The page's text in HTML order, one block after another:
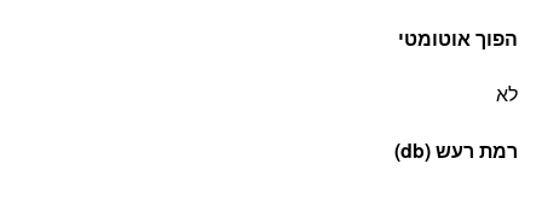
הפוך אוטומטי
לא
רמת רעש (db)